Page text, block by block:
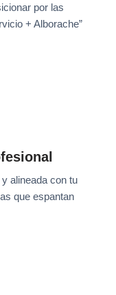
por las
+ Alborache”
alineada con tu
que espantan